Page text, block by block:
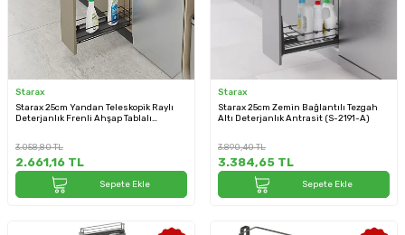
Starax
Starax 25cm Yandan Teleskopik Raylı
Deterjanlık Frenli Ahşap Tablalı
3.058,80TL
2.661,16 TL
Sepete Ekle
Starax
Starax 25cm Zemin Bağlantılı Tezgah
Altı Deterjanlık Antrasit (S-2191-A)
3.890,40TL
3.384,65 TL
Sepete Ekle